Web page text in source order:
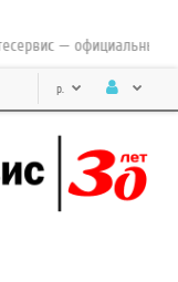
— официальный
р.